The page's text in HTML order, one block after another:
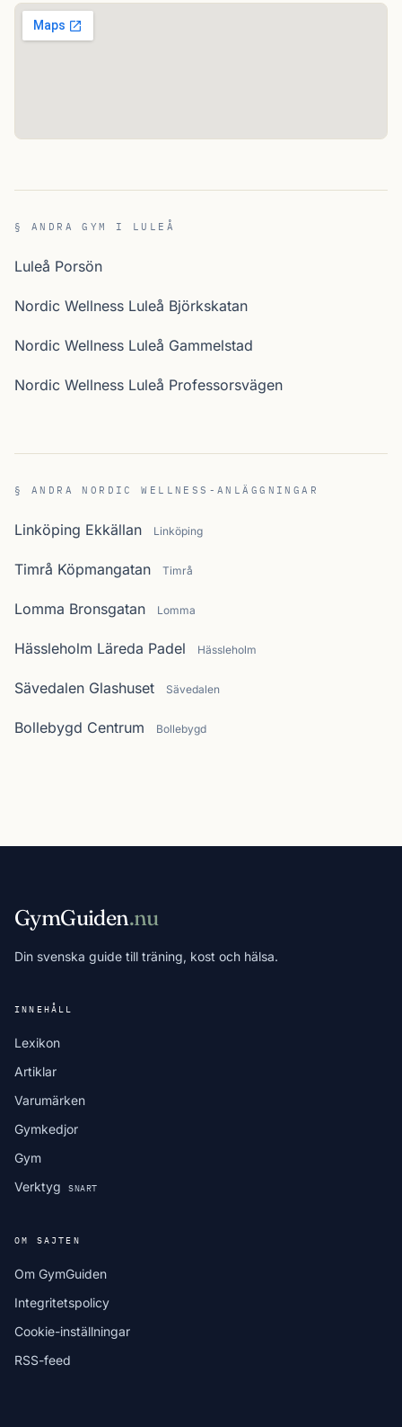
§ ANDRA GYM I LULEÅ
Luleå Porsön
Nordic Wellness Luleå Björkskatan
Nordic Wellness Luleå Gammelstad
Nordic Wellness Luleå Professorsvägen
§ ANDRA NORDIC WELLNESS-ANLÄGGNINGAR
Linköping Ekkällan Linköping
Timrå Köpmangatan Timrå
Lomma Bronsgatan Lomma
Hässleholm Läreda Padel Hässleholm
Sävedalen Glashuset Sävedalen
Bollebygd Centrum Bollebygd
GymGuiden.nu
Din svenska guide till träning, kost och hälsa.
INNEHÅLL
Lexikon
Artiklar
Varumärken
Gymkedjor
Gym
Verktyg
SNART
OM SAJTEN
Om GymGuiden
Integritetspolicy
Cookie-inställningar
RSS-feed